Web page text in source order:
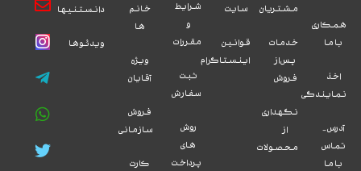
همکاری
با ما
اخذ
نمایندگی
آدرس -
تماس
با ما
مشتریان
خدمات
پس از
فروش
نگهداری
محصولات
سایت
قوانین
اینستاگرام
شرایط
مقررات
ثبت
سفارش
روش
های
پرداخت
خانم
ها
ویژه
آقایان
فروش
سازمانی
کارت
دانستنیها
ویدئوها